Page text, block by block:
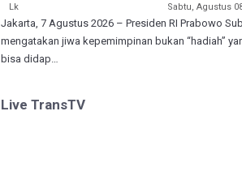
Lk Sabtu, Agustus
Jakarta, 7 Agustus 2026 – Presiden RI Prabowo
mengatakan jiwa kepemimpinan bukan “hadiah”
bisa didap…
Live TransTV